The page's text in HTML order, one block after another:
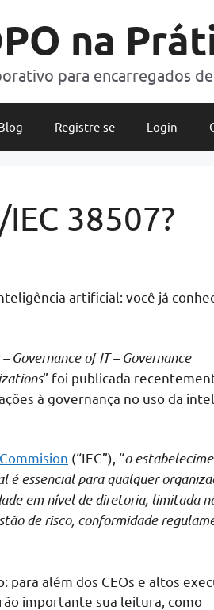
na
para encarregados
Registre-se Login
38507?
artificial: você já
Governance of IT – Governance
” foi publicada
à governança no uso da
(“IEC”), “o
essencial para qualquer
em nível de diretoria, limitada
de risco, conformidade
além dos CEOs e altos
importante sua leitura, como